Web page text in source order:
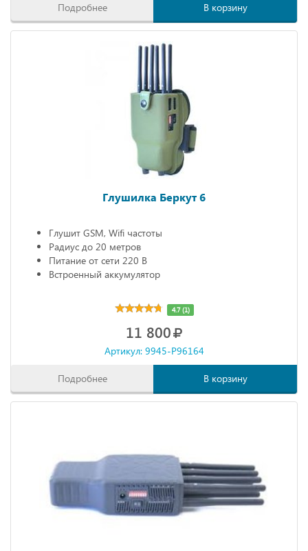
Подробнее В корзину
Глушилка Беркут 6
Глушит GSM, Wifi частоты
Радиус до 20 метров
Питание от сети 220 В
Встроенный аккумулятор
4.7 (1)
11 800
Артикул: 9945-P96164
Подробнее В корзину